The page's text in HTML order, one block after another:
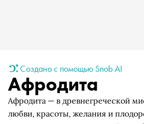
Создано с помощью Snob AI
Афродита
Афродита — в древнегреческой
любви, красоты, желания и